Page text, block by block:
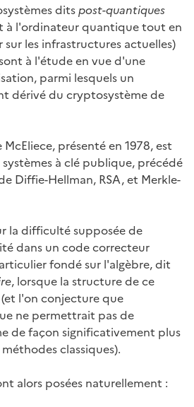
ditspost-quantiques
à l'ordinateur quantique tout en
les infrastructures actuelles)
à l'étude en vue d'une
parmi lesquels un
dérivé du cryptosystème de
présenté en 1978, est
à clé publique, précédé
Diffie-Hellman, RSA, et Merkle-
la difficulté supposée de
dans un code correcteur
fondé sur l'algèbre, dit
, lorsque la structure de ce
l'on conjecture que
ne permettrait pas de
de façon significativement plus
classiques).
alors posées naturellement :